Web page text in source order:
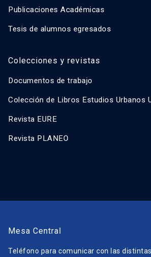
Publicaciones Académicas
Tesis de alumnos egresados
Colecciones y revistas
Documentos de trabajo
Colección de Libros Estudios Urbanos
Revista EURE
Revista PLANEO
Mesa Central
Teléfono para comunicar con las